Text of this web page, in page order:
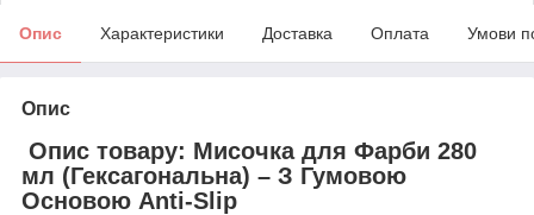
Опис Характеристики Доставка Оплата Умови
Опис
Опис товару: Мисочка для Фарби 280
мл (Гексагональна) – З Гумовою
Основою Anti-Slip